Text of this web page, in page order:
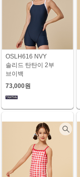
OSLH616 NVY
솔리드 탄탄이 2부
브이백
73,000원